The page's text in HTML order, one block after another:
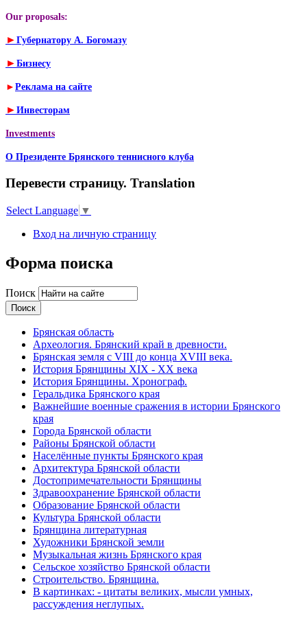
Our proposals:
► Губернатору А. Богомазу
► Бизнесу
► Реклама на сайте
► Инвесторам
Investments
О Президенте Брянского теннисного клуба
Перевести страницу. Translation
Select Language ▼
Вход на личную страницу
Форма поиска
Поиск
Брянская область
Археология. Брянский край в древности.
Брянская земля с VIII до конца XVIII века.
История Брянщины XIX - XX века
История Брянщины. Хронограф.
Геральдика Брянского края
Важнейшие военные сражения в истории Брянского
края
Города Брянской области
Районы Брянской области
Населённые пункты Брянского края
Архитектура Брянской области
Достопримечательности Брянщины
Здравоохранение Брянской области
Образование Брянской области
Культура Брянской области
Брянщина литературная
Художники Брянской земли
Музыкальная жизнь Брянского края
Сельское хозяйство Брянской области
Строительство. Брянщина.
В картинках: - цитаты великих, мысли умных,
рассуждения неглупых.